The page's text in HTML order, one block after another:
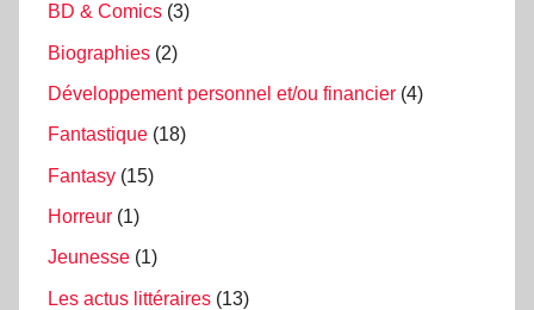
BD & Comics (3)
Biographies (2)
Développement personnel et/ou financier (4)
Fantastique (18)
Fantasy (15)
Horreur (1)
Jeunesse (1)
Les actus littéraires (13)